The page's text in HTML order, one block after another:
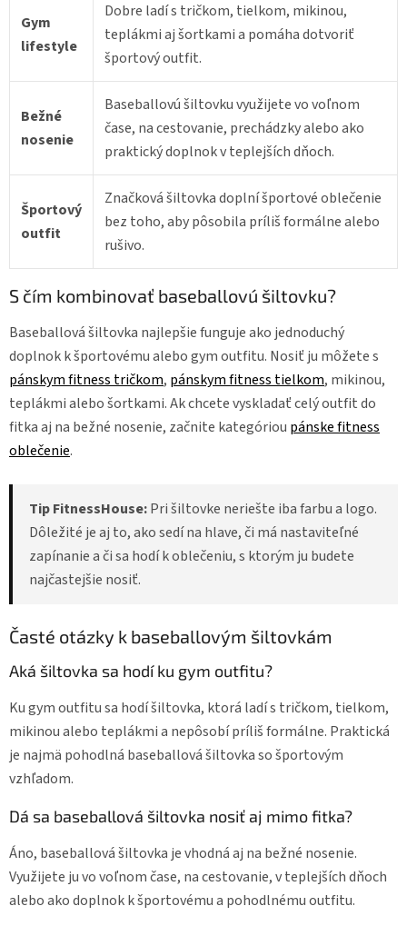
Gym
lifestyle
Dobre ladí s tričkom, tielkom, mikinou,
teplákmi aj šortkami a pomáha dotvoriť
športový outfit.
Bežné
nosenie
Baseballovú šiltovku využijete vo voľnom
čase, na cestovanie, prechádzky alebo ako
praktický doplnok v teplejších dňoch.
Športový
outfit
Značková šiltovka doplní športové oblečenie
bez toho, aby pôsobila príliš formálne alebo
rušivo.
S čím kombinovať baseballovú šiltovku?
Baseballová šiltovka najlepšie funguje ako jednoduchý
doplnok k športovému alebo gym outfitu. Nosiť ju môžete s
pánskym fitness tričkom, pánskym fitness tielkom, mikinou,
teplákmi alebo šortkami. Ak chcete vyskladať celý outfit do
fitka aj na bežné nosenie, začnite kategóriou pánske fitness
oblečenie.
Tip FitnessHouse:Pri šiltovke neriešte iba farbu a logo.
Dôležité je aj to, ako sedí na hlave, či má nastaviteľné
zapínanie a či sa hodí k oblečeniu, s ktorým ju budete
najčastejšie nosiť.
Časté otázky k baseballovým šiltovkám
Aká šiltovka sa hodí ku gym outfitu?
Ku gym outfitu sa hodí šiltovka, ktorá ladí s tričkom, tielkom,
mikinou alebo teplákmi a nepôsobí príliš formálne. Praktická
je najmä pohodlná baseballová šiltovka so športovým
vzhľadom.
Dá sa baseballová šiltovka nosiť aj mimo fitka?
Áno, baseballová šiltovka je vhodná aj na bežné nosenie.
Využijete ju vo voľnom čase, na cestovanie, v teplejších dňoch
alebo ako doplnok k športovému a pohodlnému outfitu.